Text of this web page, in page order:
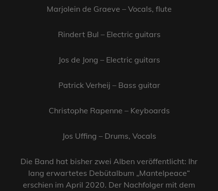
Marjolein de Graeve – Vocals, flute
Rindert Bul – Electric guitars
Jos de Jong – Electric guitars
Patrick Verheij – Bass guitar
Christophe Rapenne – Keyboards
Jos Uffing – Drums, Vocals
Die Band hat bisher zwei Alben veröffentlicht: Ihr
lang erwartetes Debütalbum „Mantelpeace“
erschien im April 2020. Der Nachfolger mit dem